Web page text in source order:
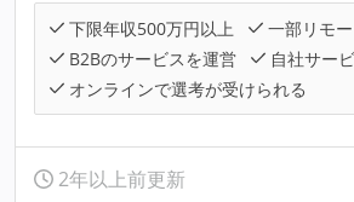
下限年収500万円以上
一部リモ
B2Bのサービスを運営
自社サー
オンラインで選考が受けられる
2年以上前更新